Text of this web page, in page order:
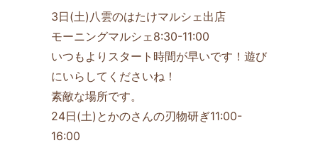
3日(土)八雲のはたけマルシェ出店
モーニングマルシェ8:30-11:00
いつもよりスタート時間が早いです！遊び
にいらしてくださいね！
素敵な場所です。
24日(土)とかのさんの刃物研ぎ11:00-
16:00